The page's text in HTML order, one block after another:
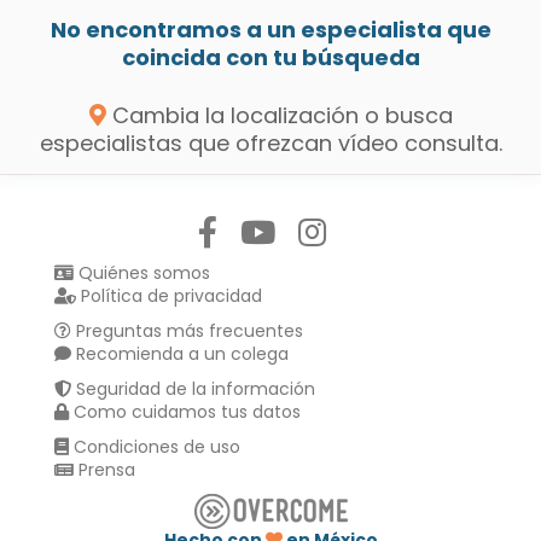
No encontramos a un especialista que
coincida con tu búsqueda
Cambia la localización o busca
especialistas que ofrezcan vídeo consulta.
Quiénes somos
Política de privacidad
Preguntas más frecuentes
Recomienda a un colega
Seguridad de la información
Como cuidamos tus datos
Condiciones de uso
Prensa